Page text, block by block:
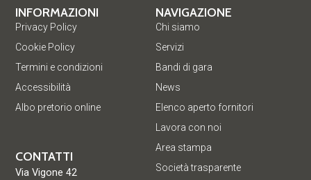
NAVIGAZIONE
Chi siamo
Servizi
Bandi di gara
News
Elenco aperto fornitori
Lavora con noi
Area stampa
Società trasparente
INFORMAZIONI
Privacy Policy
Cookie Policy
Termini e condizioni
Accessibilità
Albo pretorio online
CONTATTI
Via Vigone 42